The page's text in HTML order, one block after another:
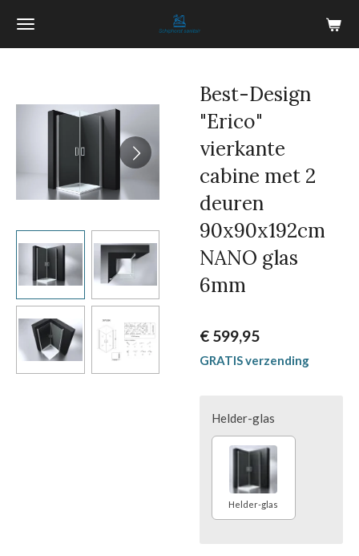
Ga
hoofdinhoud
Best-Design
"Erico"
vierkante
cabine met 2
deuren
90x90x192cm
NANO glas
6mm
€ 599,95
GRATIS verzending
Helder-glas
Helder-glas